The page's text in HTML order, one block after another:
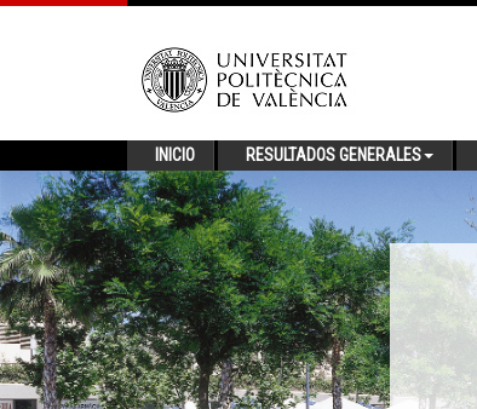
INICIO RESULTADOS GENERALES